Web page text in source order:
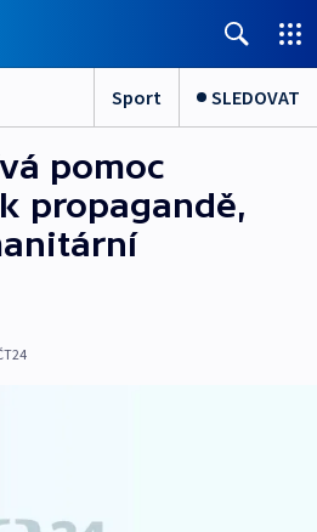
Sport SLEDOVAT
pomoc
propagandě,